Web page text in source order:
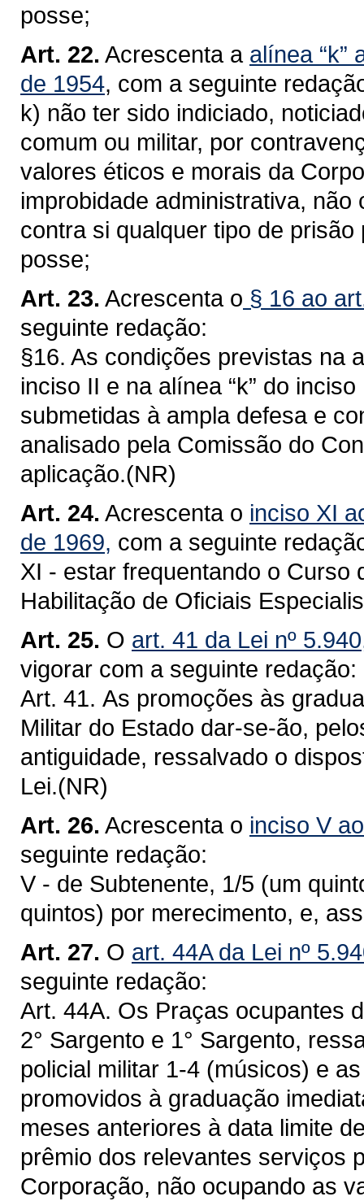
posse;
Art. 22. Acrescenta a alínea “k”
de 1954, com a seguinte
k) não ter sido indiciado,
comum ou militar, por
valores éticos e morais da
improbidade administrativa,
contra si qualquer tipo de
posse;
Art. 23. Acrescenta o § 16 ao
seguinte redação:
§16. As condições previstas na
inciso II e na alínea “k” do
submetidas à ampla defesa e
analisado pela Comissão do
aplicação.(NR)
Art. 24. Acrescenta o inciso XI
de 1969, com a seguinte
XI - estar frequentando o Curso
Habilitação de Oficiais
Art. 25. O art. 41 da Lei nº
vigorar com a seguinte redação:
Art. 41. As promoções às
Militar do Estado dar-se-ão,
antiguidade, ressalvado o
Lei.(NR)
Art. 26. Acrescenta o inciso V
seguinte redação:
V - de Subtenente, 1/5 (um
quintos) por merecimento, e,
Art. 27. O art. 44A da Lei nº
seguinte redação:
Art. 44A. Os Praças ocupantes
2° Sargento e 1° Sargento,
policial militar 1-4 (músicos) e
promovidos à graduação
meses anteriores à data limite
prêmio dos relevantes serviços
Corporação, não ocupando as